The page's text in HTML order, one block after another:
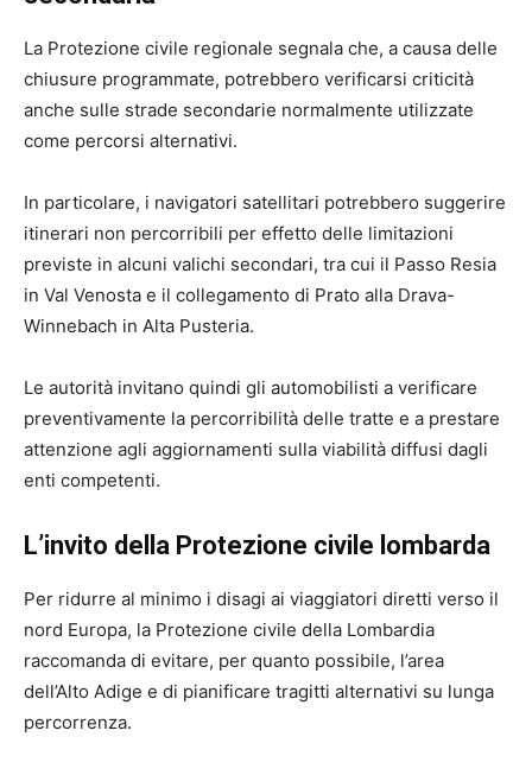
La Protezione civile regionale segnala che, a causa delle
chiusure programmate, potrebbero verificarsi criticità
anche sulle strade secondarie normalmente utilizzate
come percorsi alternativi.
In particolare, i navigatori satellitari potrebbero suggerire
itinerari non percorribili per effetto delle limitazioni
previste in alcuni valichi secondari, tra cui il Passo Resia
in Val Venosta e il collegamento di Prato alla Drava-
Winnebach in Alta Pusteria.
Le autorità invitano quindi gli automobilisti a verificare
preventivamente la percorribilità delle tratte e a prestare
attenzione agli aggiornamenti sulla viabilità diffusi dagli
enti competenti.
L’invito della Protezione civile lombarda
Per ridurre al minimo i disagi ai viaggiatori diretti verso il
nord Europa, la Protezione civile della Lombardia
raccomanda di evitare, per quanto possibile, l’area
dell’Alto Adige e di pianificare tragitti alternativi su lunga
percorrenza.